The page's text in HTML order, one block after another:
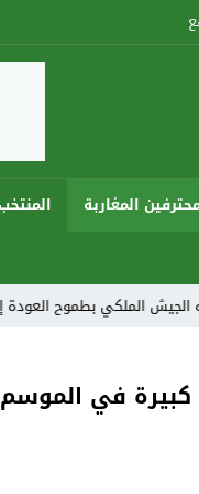
المغاربة
العودة إلى سكة
كبيرة في